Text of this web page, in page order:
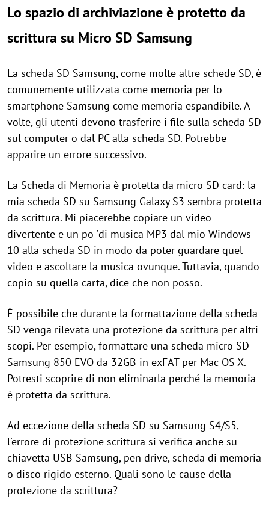
Lo spazio di archiviazione è protetto da
scrittura su Micro SD Samsung
La scheda SD Samsung, come molte altre schede SD, è
comunemente utilizzata come memoria per lo
smartphone Samsung come memoria espandibile. A
volte, gli utenti devono trasferire i file sulla scheda SD
sul computer o dal PC alla scheda SD. Potrebbe
apparire un errore successivo.
La Scheda di Memoria è protetta da micro SD card: la
mia scheda SD su Samsung Galaxy S3 sembra protetta
da scrittura. Mi piacerebbe copiare un video
divertente e un po 'di musica MP3 dal mio Windows
10 alla scheda SD in modo da poter guardare quel
video e ascoltare la musica ovunque. Tuttavia, quando
copio su quella carta, dice che non posso.
È possibile che durante la formattazione della scheda
SD venga rilevata una protezione da scrittura per altri
scopi. Per esempio, formattare una scheda micro SD
Samsung 850 EVO da 32GB in exFAT per Mac OS X.
Potresti scoprire di non eliminarla perché la memoria
è protetta da scrittura.
Ad eccezione della scheda SD su Samsung S4/S5,
l'errore di protezione scrittura si verifica anche su
chiavetta USB Samsung, pen drive, scheda di memoria
o disco rigido esterno. Quali sono le cause della
protezione da scrittura?